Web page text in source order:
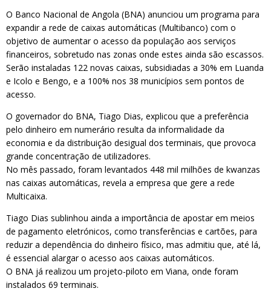
O Banco Nacional de Angola (BNA) anunciou um programa para
expandir a rede de caixas automáticas (Multibanco) com o
objetivo de aumentar o acesso da população aos serviços
financeiros, sobretudo nas zonas onde estes ainda são escassos.
Serão instaladas 122 novas caixas, subsidiadas a 30% em Luanda
e Icolo e Bengo, e a 100% nos 38 municípios sem pontos de
acesso.
O governador do BNA, Tiago Dias, explicou que a preferência
pelo dinheiro em numerário resulta da informalidade da
economia e da distribuição desigual dos terminais, que provoca
grande concentração de utilizadores.
No mês passado, foram levantados 448 mil milhões de kwanzas
nas caixas automáticas, revela a empresa que gere a rede
Multicaixa.
Tiago Dias sublinhou ainda a importância de apostar em meios
de pagamento eletrónicos, como transferências e cartões, para
reduzir a dependência do dinheiro físico, mas admitiu que, até lá,
é essencial alargar o acesso aos caixas automáticos.
O BNA já realizou um projeto-piloto em Viana, onde foram
instalados 69 terminais.